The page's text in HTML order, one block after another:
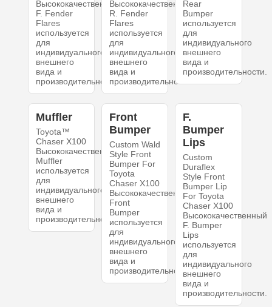
Высококачественный
F. Fender
Flares
используется
для
индивидуального
внешнего
вида и
производительности.
Высококачественный
R. Fender
Flares
используется
для
индивидуального
внешнего
вида и
производительности.
Rear
Bumper
используется
для
индивидуального
внешнего
вида и
производительности.
Muffler
Toyota™
Chaser X100
Высококачественный
Muffler
используется
для
индивидуального
внешнего
вида и
производительности.
Front
Bumper
Custom Wald
Style Front
Bumper For
Toyota
Chaser X100
Высококачественный
Front
Bumper
используется
для
индивидуального
внешнего
вида и
производительности.
F.
Bumper
Lips
Custom
Duraflex
Style Front
Bumper Lip
For Toyota
Chaser X100
Высококачественный
F. Bumper
Lips
используется
для
индивидуального
внешнего
вида и
производительности.